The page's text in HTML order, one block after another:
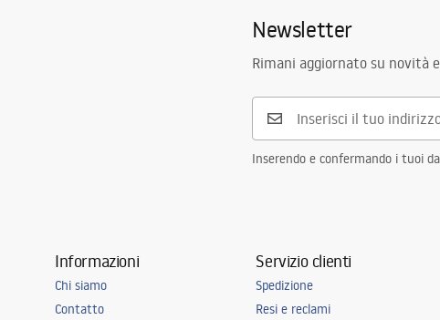
285
PVD
5 anni
Informazioni sulla sicurezza
Safety_Information_Faucets.pdf
Newsletter
Rimani aggiornato su novità
Inserendo e confermando i tuoi
Informazioni
Chi siamo
Contatto
Servizio clienti
Spedizione
Resi e reclami